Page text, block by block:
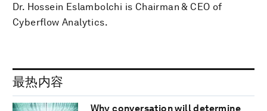
Dr. Hossein Eslambolchi is Chairman & CEO of
Cyberflow Analytics.
最热内容
Why conversation will determine